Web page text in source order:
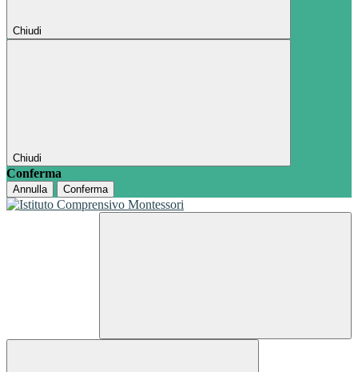
Chiudi
Chiudi
Conferma
Annulla Conferma